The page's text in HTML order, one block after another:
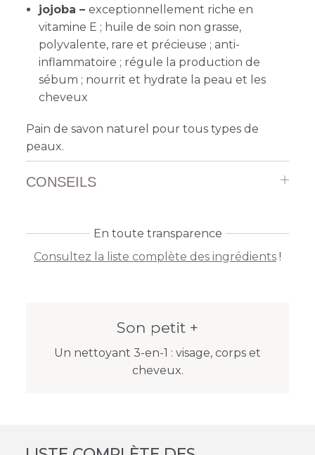
jojoba – exceptionnellement riche en
vitamine E ; huile de soin non grasse,
polyvalente, rare et précieuse ; anti-
inflammatoire ; régule la production de
sébum ; nourrit et hydrate la peau et les
cheveux
Pain de savon naturel pour tous types de
peaux.
CONSEILS
En toute transparence
Consultez la liste complète des ingrédients !
Son petit +
Un nettoyant 3-en-1 : visage, corps et
cheveux.